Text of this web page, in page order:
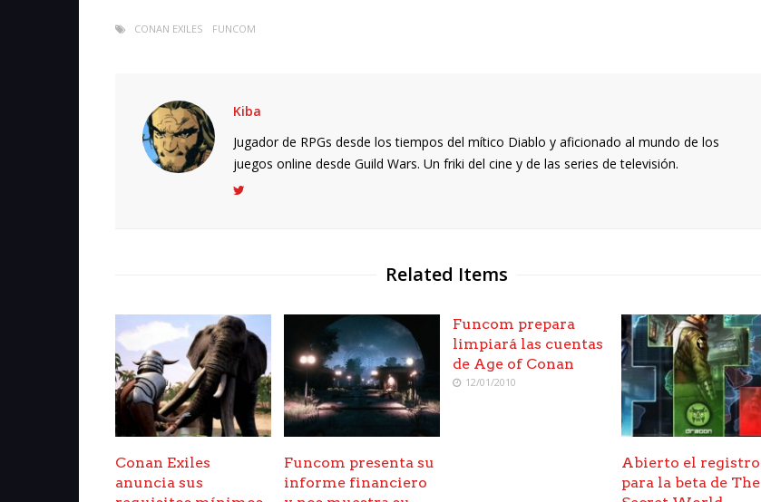
CONAN EXILES FUNCOM
Kiba
Jugador de RPGs desde los tiempos del mítico Diablo y aficionado al mundo de los
juegos online desde Guild Wars. Un friki del cine y de las series de televisión.
Related Items
Conan Exiles
anuncia sus
Funcom presenta su
informe financiero
Funcom prepara
limpiará las cuentas
de Age of Conan
12/01/2010
Abierto el registro
para la beta de The